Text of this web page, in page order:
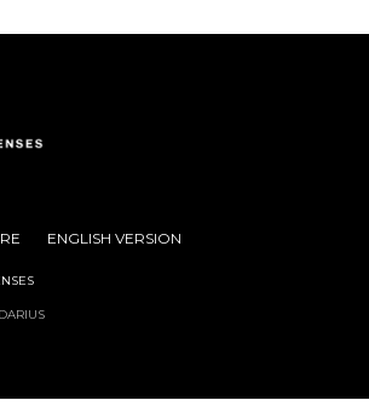
ENGLISH VERSION